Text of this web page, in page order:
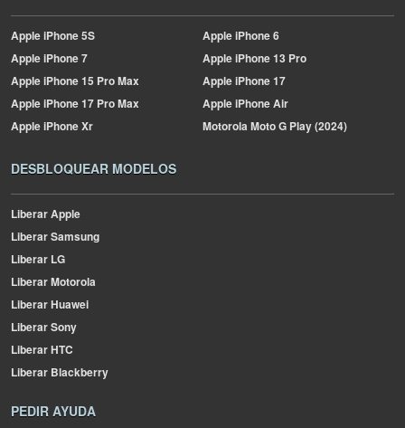
AppleiPhone 5S AppleiPhone 6
AppleiPhone 7 AppleiPhone 13 Pro
AppleiPhone 15 Pro Max AppleiPhone 17
AppleiPhone 17 Pro Max AppleiPhone Air
AppleiPhone Xr MotorolaMoto G Play (2024)
DESBLOQUEAR MODELOS
Liberar Apple
Liberar Samsung
Liberar LG
Liberar Motorola
Liberar Huawei
Liberar Sony
Liberar HTC
Liberar Blackberry
PEDIR AYUDA